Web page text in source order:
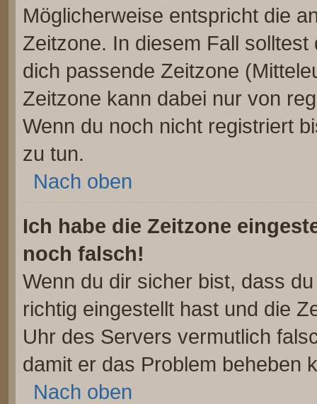
Möglicherweise entspricht die
Zeitzone. In diesem Fall solltest
dich passende Zeitzone
Zeitzone kann dabei nur von
Wenn du noch nicht registriert
zu tun.
Nach oben
Ich habe die Zeitzone
noch falsch!
Wenn du dir sicher bist, dass
richtig eingestellt hast und die
Uhr des Servers vermutlich
damit er das Problem beheben
Nach oben